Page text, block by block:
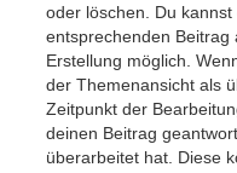
oder löschen. Du
entsprechenden Beitrag
Erstellung möglich.
der Themenansicht als
Zeitpunkt der
deinen Beitrag
überarbeitet hat. Diese